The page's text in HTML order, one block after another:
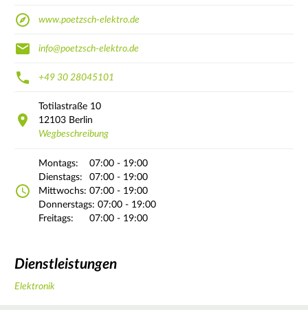
www.poetzsch-elektro.de
info@poetzsch-elektro.de
+49 30 28045101
Totilastraße 10
12103 Berlin
Wegbeschreibung
Montags:
07:00 - 19:00
Dienstags:
07:00 - 19:00
Mittwochs: 07:00 - 19:00
Donnerstags: 07:00 - 19:00
Freitags:
07:00 - 19:00
Dienstleistungen
Elektronik